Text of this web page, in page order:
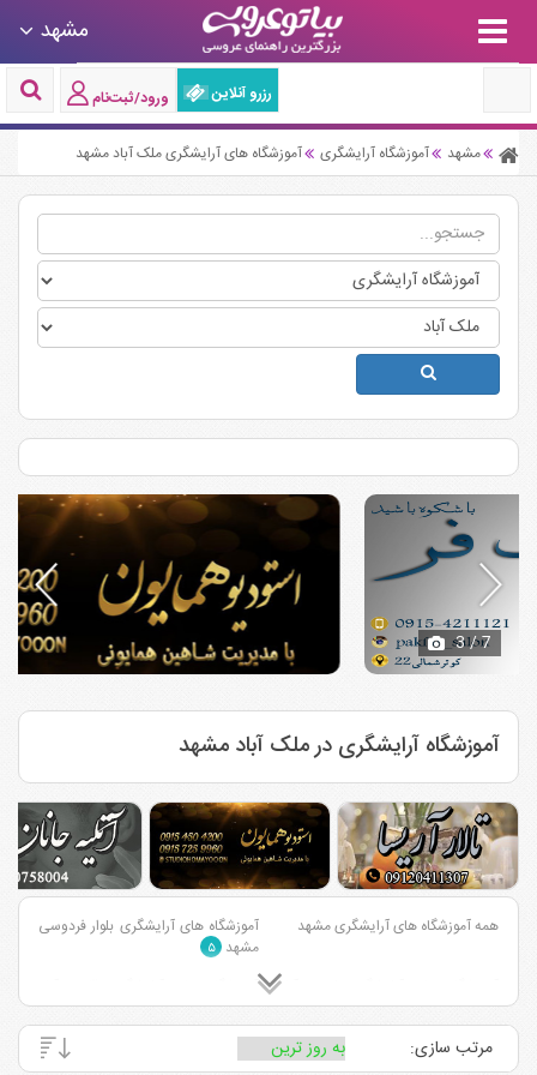
مشهد
رزرو آنلاین ورود/ثبت‌نام
مشهد آموزشگاه آرایشگری آموزشگاه های آرایشگری ملک آباد مشهد
3/ 7
آموزشگاه آرایشگری در ملک آباد مشهد
همه آموزشگاه های آرایشگری مشهد
آموزشگاه های آرایشگری بلوار فردوسی
مشهد ۵
آموزشگاه های آرایشگری احمد آباد
مشهد ۱
آموزشگاه های آرایشگری قاسم آباد
مشهد ۳
آموزشگاه های آرایشگری وکیل آباد
مشهد ۶
آموزشگاه های آرایشگری بلوار سجاد
مشهد ۶
مرتب سازی: